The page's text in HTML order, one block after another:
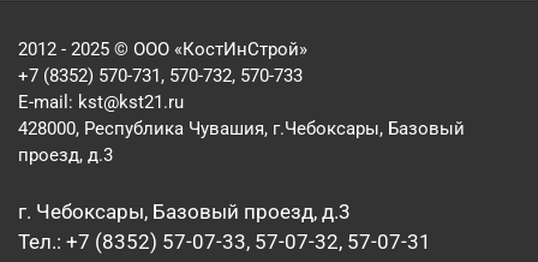
2012 - 2025 © ООО «КостИнСтрой»
+7 (8352) 570-731, 570-732, 570-733
E-mail: kst@kst21.ru
428000, Республика Чувашия, г.Чебоксары, Базовый
проезд, д.3
г. Чебоксары, Базовый проезд, д.3
Тел.: +7 (8352) 57-07-33, 57-07-32, 57-07-31